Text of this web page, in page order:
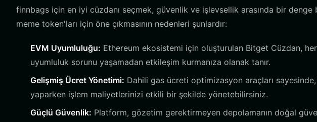
finnbags için en iyi cüzdanı seçmek, güvenlik ve işlevsellik arasında bir denge
meme token'ları için öne çıkmasının nedenleri şunlardır:
EVM Uyumluluğu: Ethereum ekosistemi için oluşturulan Bitget Cüzdan,
uyumluluk sorunu yaşamadan etkileşim kurmanıza olanak tanır.
Gelişmiş Ücret Yönetimi: Dahili gas ücreti optimizasyon araçları
yaparken işlem maliyetlerinizi etkili bir şekilde yönetebilirsiniz.
Güçlü Güvenlik: Platform, gözetim gerektirmeyen depolamanın doğal